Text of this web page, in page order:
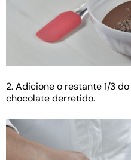
2. Adicione o restante 1/3
chocolate derretido.